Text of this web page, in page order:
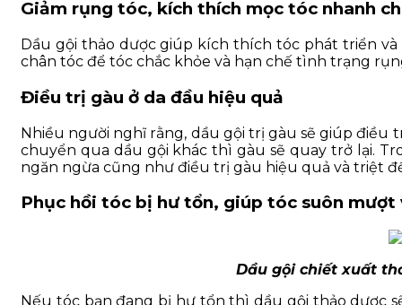
Giảm rụng tóc, kích thích mọc tóc nhanh
Dầu gội thảo dược giúp kích thích tóc phát triển
chân tóc để tóc chắc khỏe và hạn chế tình trạng
Điều trị gàu ở da đầu hiệu quả
Nhiều người nghĩ rằng, dầu gội trị gàu sẽ giúp điều
chuyển qua dầu gội khác thì gàu sẽ quay trở lại.
ngăn ngừa cũng như điều trị gàu hiệu quả và triệt
Phục hồi tóc bị hư tổn, giúp tóc suôn mượt
Dầu gội chiết xuất
Nếu tóc bạn đang bị hư tổn thì dầu gội thảo dược